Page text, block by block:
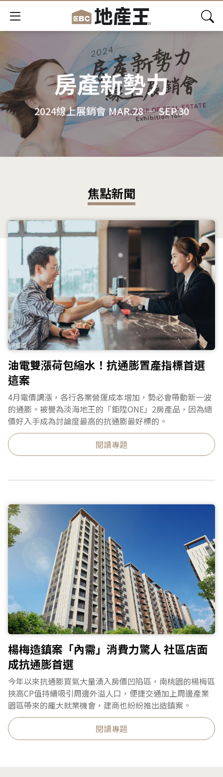
房產新勢力
2024線上展銷會 MAR.28 — SEP.30
焦點新聞
油電雙漲荷包縮水！抗通膨置產指標首選
這案
4月電價調漲，各行各業營運成本增加，勢必會帶動新一波
的通膨。被譽為淡海地王的「鉅陞ONE」2房產品，因為總
價好入手成為討論度最高的抗通膨最好標的。
閱讀專題
楊梅造鎮案「內需」消費力驚人 社區店面
成抗通膨首選
今年以來抗通膨買氣大量湧入房價凹陷區，南桃園的楊梅區
挾高CP值持續吸引周邊外溢人口，便捷交通加上周邊產業
園區帶來的龐大就業機會，建商也紛紛推出造鎮案。
閱讀專題